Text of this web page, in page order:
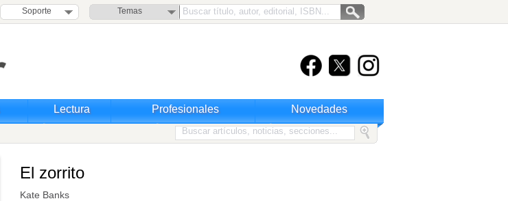
Soporte Temas
Lectura Profesionales Novedades
El zorrito
Kate Banks